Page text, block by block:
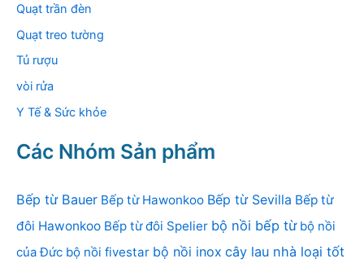
Quạt trần đèn
Quạt treo tường
Tủ rượu
vòi rửa
Y Tế & Sức khỏe
Các Nhóm Sản phẩm
Bếp từ Bauer Bếp từ Hawonkoo Bếp từ Sevilla Bếp từ
đôi Hawonkoo Bếp từ đôi Spelier bộ nồi bếp từ bộ nồi
của Đức bộ nồi fivestar bộ nồi inox cây lau nhà loại tốt